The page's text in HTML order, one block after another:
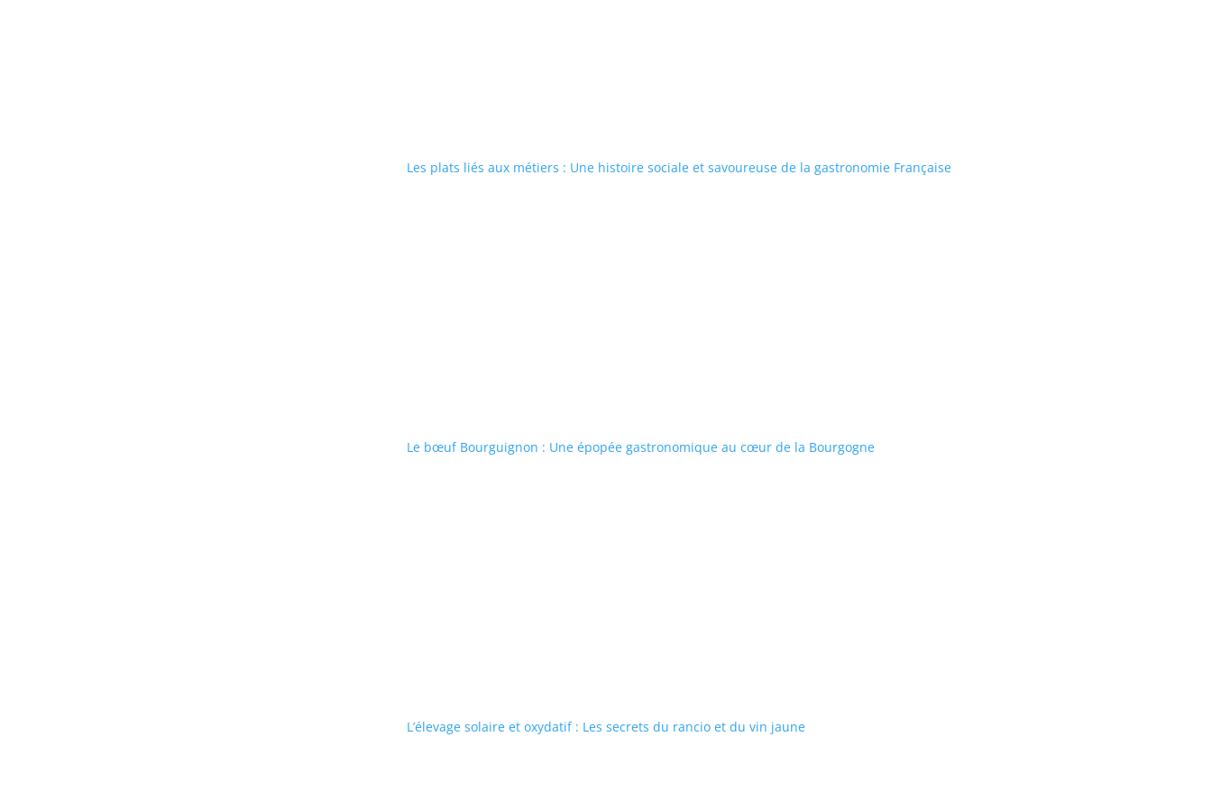
Les plats liés aux métiers : Une histoire sociale et savoureuse de la gastronomie Française
Le bœuf Bourguignon : Une épopée gastronomique au cœur de la Bourgogne
L’élevage solaire et oxydatif : Les secrets du rancio et du vin jaune